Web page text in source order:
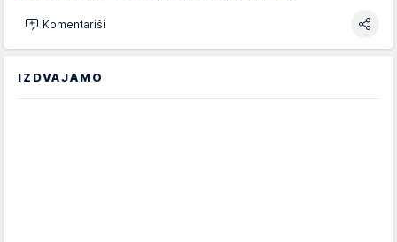
Komentariši
IZDVAJAMO